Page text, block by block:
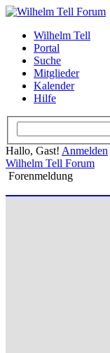
Wilhelm Tell
Portal
Suche
Mitglieder
Kalender
Hilfe
Hallo, Gast! Anmelden
Wilhelm Tell Forum
Forenmeldung